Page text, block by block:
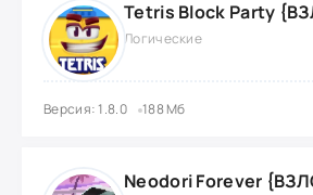
Логические
Версия: 1.8.0 188 Мб